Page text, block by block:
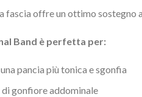
fascia offre un ottimo sostegno
Band è perfetta per:
pancia più tonica e sgonfia
gonfiore addominale